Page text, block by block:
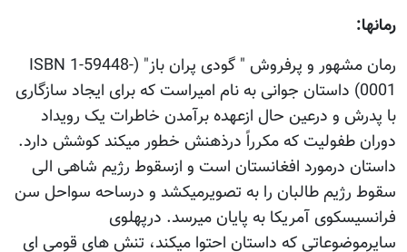
رمانها:
رمان مشهور و پرفروش " گودی پران باز" (ISBN 1-59448-
0001) داستان جوانی به نام امیراست که برای ایجاد سازگاری
با پدرش و درعین حال ازعهده برآمدن خاطرات یک رویداد
دوران طفولیت که مکرراً درذهنش خطور میکند کوشش دارد.
داستان درمورد افغانستان است و ازسقوط رژیم شاهی الی
سقوط رژیم طالبان را به تصویرمیکشد و درساحه سواحل سن
فرانسیسکوی آمریکا به پایان میرسد. درپهلوی
سایرموضوعاتی که داستان احتوا میکند، تنش های قومی ای